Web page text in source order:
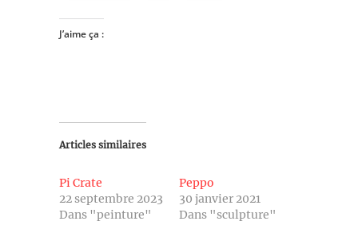
J’aime ça :
Articles similaires
Pi Crate
22 septembre 2023
Dans "peinture"
Peppo
30 janvier 2021
Dans "sculpture"